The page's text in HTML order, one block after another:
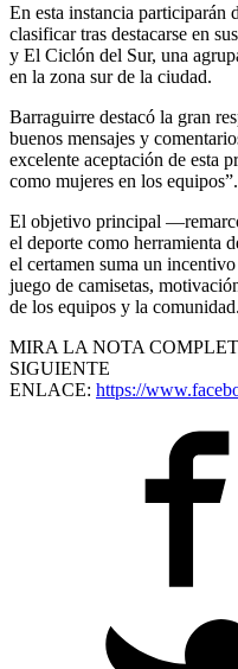
En esta instancia participarán
clasificar tras destacarse en
y El Ciclón del Sur, una
en la zona sur de la ciudad.
Barraguirre destacó la gran
buenos mensajes y
excelente aceptación de esta
como mujeres en los equipos”.
El objetivo principal
el deporte como herramienta
el certamen suma un
juego de camisetas,
de los equipos y la comunidad.
MIRA LA NOTA
SIGUIENTE
ENLACE: https://